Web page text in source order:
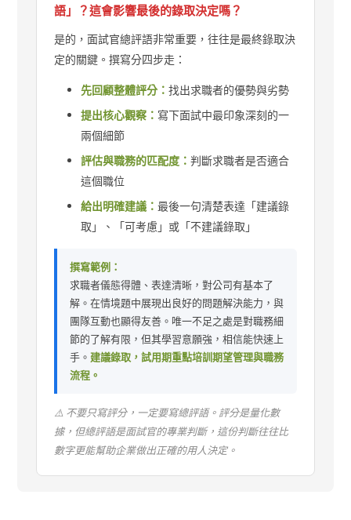
語」？這會影響最後的錄取決定嗎？
是的，面試官總評語非常重要，往往是最終錄取決
定的關鍵。撰寫分四步走：
先回顧整體評分：找出求職者的優勢與劣勢
提出核心觀察： 寫下面試中最印象深刻的一
兩個細節
評估與職務的匹配度：判斷求職者是否適合
這個職位
給出明確建議：最後一句清楚表達「建議錄
取」、「可考慮」或「不建議錄取」
撰寫範例：
求職者儀態得體、表達清晰，對公司有基本了
解。在情境題中展現出良好的問題解決能力，與
團隊互動也顯得友善。唯一不足之處是對職務細
節的了解有限，但其學習意願強，相信能快速上
手。建議錄取，試用期重點培訓期望管理與職務
流程。
⚠️ 不要只寫評分，一定要寫總評語。評分是量化數
據，但總評語是面試官的專業判斷，這份判斷往往比
數字更能幫助企業做出正確的用人決定。